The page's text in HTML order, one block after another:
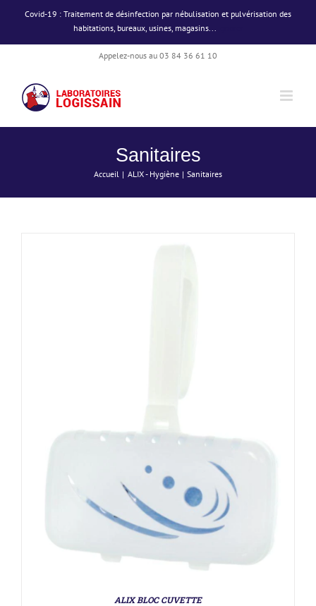
Covid-19 : Traitement de désinfection par nébulisation et pulvérisation des
habitations, bureaux, usines, magasins...
Passer
contenu
Appelez-nous au 03 84 36 61 10
Sanitaires
Accueil ALIX - Hygiène Sanitaires
DÉTAILS
ALIX BLOC CUVETTE
DÉTAILS